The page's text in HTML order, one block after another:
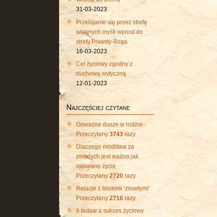
31-03-2023
Przebijanie się przez strefę
własnych myśli wprost do
strefy Prawdy-Boga
16-03-2023
Cel życiowy zgodny z
duchową wytyczną
12-01-2023
Najczęściej czytane
Odważne dusze w rodzie
Przeczytany 3743razy
Dlaczego modlitwa za
zmarłych jest ważna jak
ratowane życie
Przeczytany 2720 razy
Relacje z bliskimi ‘zmarłymi’
Przeczytany 2716 razy
6 buław a sukces życiowy